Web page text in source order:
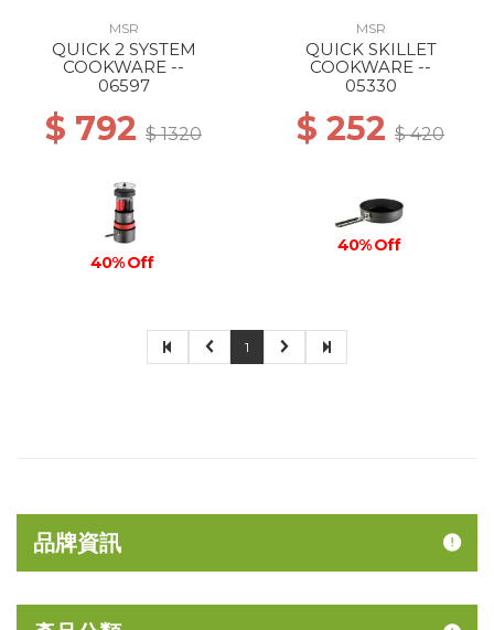
MSR
QUICK 2 SYSTEM
COOKWARE --
06597
$ 792 $ 1320
40% Off
MSR
QUICK SKILLET
COOKWARE --
05330
$ 252 $ 420
40% Off
1
品牌資訊